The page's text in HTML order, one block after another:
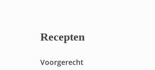
Recepten
Voorgerecht